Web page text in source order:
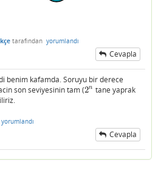
tarafından yorumlandı
Cevapla
benim kafamda. Soruyu bir derece
son seviyesinin tam (2n
2n tane yaprak
yorumlandı
Cevapla